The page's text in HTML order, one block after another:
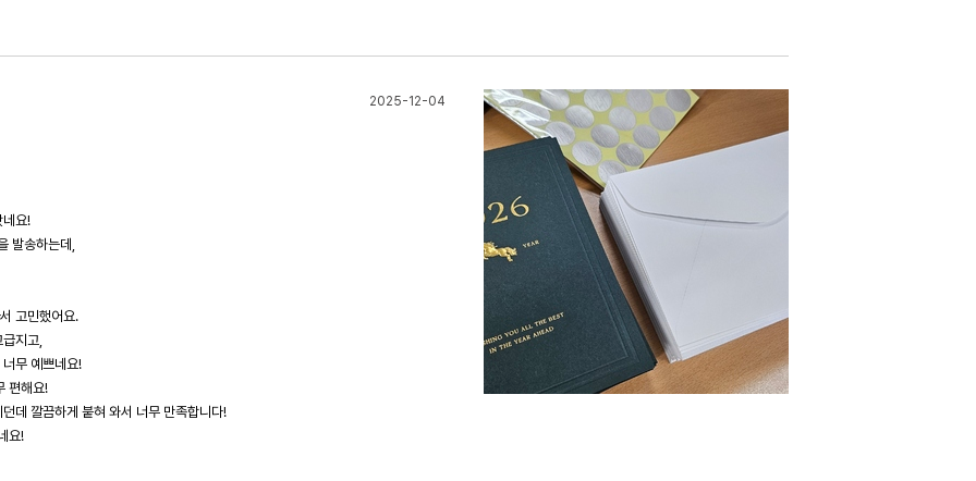
2025-12-04
네요!
발송하는데,
고민했어요.
지고,
무 예쁘네요!
편해요!
데 깔끔하게 붙혀 와서 너무 만족합니다!
요!